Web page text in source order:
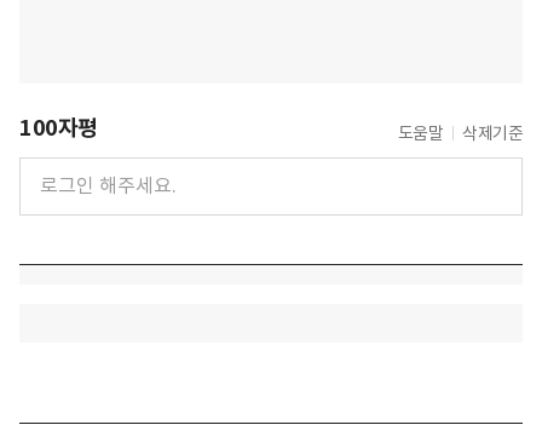
100자평 도움말 삭제기준